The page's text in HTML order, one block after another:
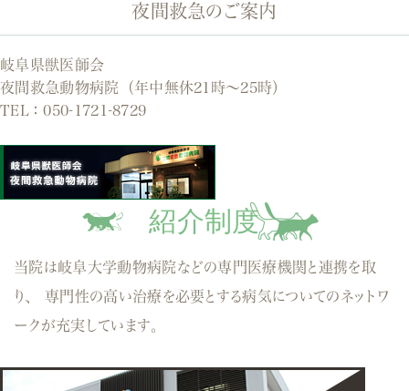
夜間救急のご案内
岐阜県獣医師会
夜間救急動物病院（年中無休21時～25時）
TEL：050-1721-8729
紹介制度
当院は岐阜大学動物病院などの専門医療機関と連携を取
り、
専門性の高い治療を必要とする病気についてのネットワ
ークが充実しています。